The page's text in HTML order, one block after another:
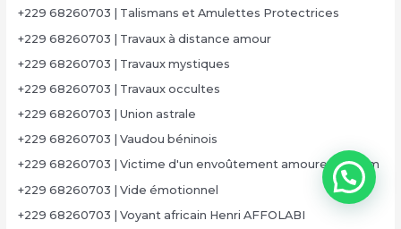
+229 68260703 | Talismans et Amulettes Protectrices
+229 68260703 | Travaux à distance amour
+229 68260703 | Travaux mystiques
+229 68260703 | Travaux occultes
+229 68260703 | Union astrale
+229 68260703 | Vaudou béninois
+229 68260703 | Victime d'un envoûtement amoureux forum
+229 68260703 | Vide émotionnel
+229 68260703 | Voyant africain Henri AFFOLABI